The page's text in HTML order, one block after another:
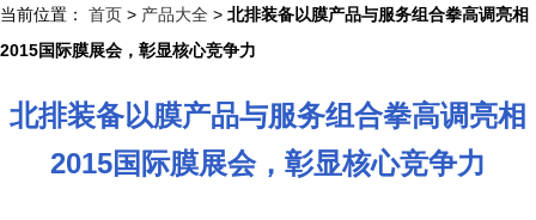
当前位置： 首页 > 产品大全 > 北排装备以膜产品与服务组合拳高调亮相
2015国际膜展会，彰显核心竞争力
北排装备以膜产品与服务组合拳高调亮相
2015国际膜展会，彰显核心竞争力